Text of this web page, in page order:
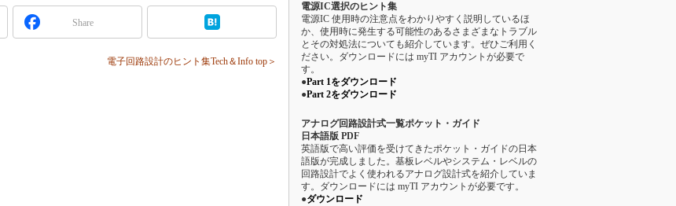
Share
電子回路設計のヒント集Tech＆Info top＞
電源IC選択のヒント集
電源IC 使用時の注意点をわかりやすく説明しているほ
か、使用時に発生する可能性のあるさまざまなトラブル
とその対処法についても紹介しています。ぜひご利用く
ださい。ダウンロードには myTI アカウントが必要で
す。
●Part 1をダウンロード
●Part 2をダウンロード
アナログ回路設計式一覧ポケット・ガイド
日本語版 PDF
英語版で高い評価を受けてきたポケット・ガイドの日本
語版が完成しました。基板レベルやシステム・レベルの
回路設計でよく使われるアナログ設計式を紹介していま
す。ダウンロードには myTI アカウントが必要です。
●ダウンロード